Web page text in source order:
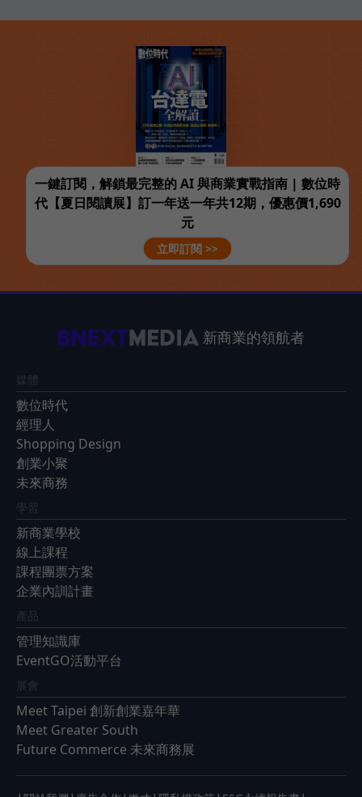
一鍵訂閱，解鎖最完整的 AI 與商業實戰指南 | 數位時
代【夏日閱讀展】訂一年送一年共12期，優惠價1,690
元
立即訂閱 >>
新商業的領航者
媒體
數位時代
經理人
Shopping Design
創業小聚
未來商務
學習
新商業學校
線上課程
課程團票方案
企業內訓計畫
產品
管理知識庫
EventGO活動平台
展會
Meet Taipei 創新創業嘉年華
Meet Greater South
Future Commerce 未來商務展